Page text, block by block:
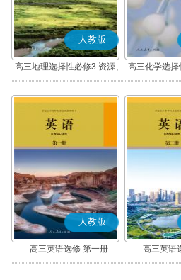
人教版
高三地理选择性必修3 资源、
环境与国家安全
高三化学选择
学
人教版
高三英语选修 第一册 高三英语